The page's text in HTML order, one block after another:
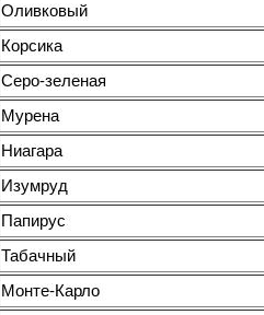
Оливковый
Корсика
Серо-зеленая
Мурена
Ниагара
Изумруд
Папирус
Табачный
Монте-Карло